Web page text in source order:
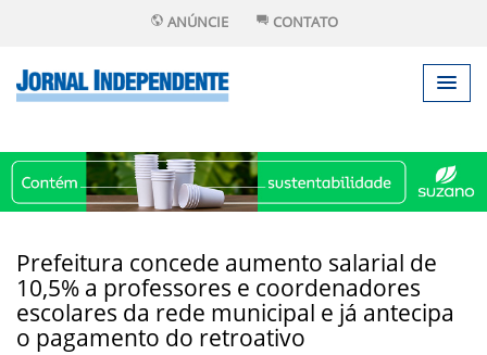
ANÚNCIE CONTATO
Prefeitura concede aumento salarial de
10,5% a professores e coordenadores
escolares da rede municipal e já antecipa
o pagamento do retroativo